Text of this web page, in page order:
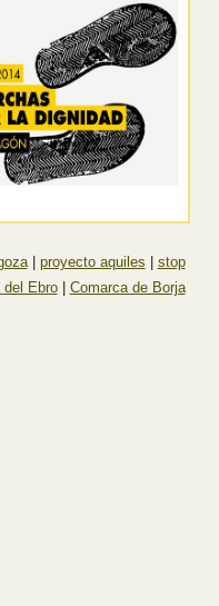
proyecto aquiles
stop
del Ebro Comarca de Borja